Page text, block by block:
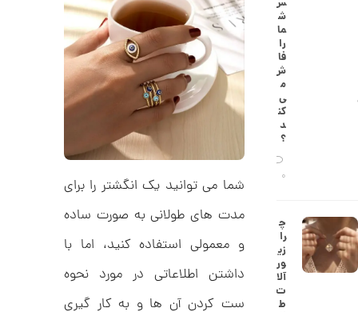
شما می توانید یک انگشتر را برای
مدت های طولانی به صورت ساده
و معمولی استفاده کنید، اما با
داشتن اطلاعاتی در مورد نحوه
ست کردن آن ها و به کار گیری
س
ش
ما
را
فا
ش
م
ی‌
کن
د
؟
0
چ
را
زی
ور
آلا
ت
ط
ط
ل
ا
ا
ز
ک
ل
ش
م
ا
ل
ک
د
C
R
0
,
1
2
3
,
0
0
و
م
ا
ن